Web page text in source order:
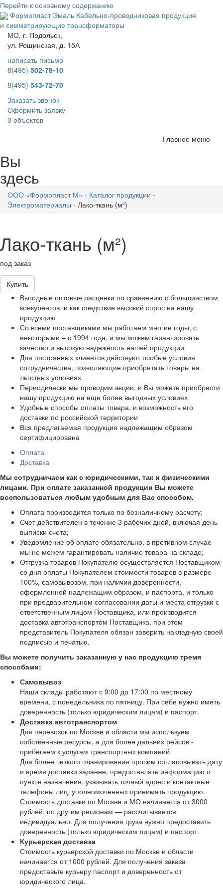
Перейти к основному содержанию
Формопласт Эмаль Кабельно-проводниковая продукция
и симметрирующие трансформаторы
МО, г. Подольск,
ул. Рощинская, д. 15А
написать письмо
8(495) 502-78-10
8(495) 543-72-70
Заказать звонок
Оформить заявку
0 объектов
Главное меню
Вы
здесь
ООО «Формопласт М» - Каталог продукции -
Электроматериалы - Лако-ткань (м²)
Лако-ткань (м²)
под заказ
Купить
Выгодные оптовые расценки по сравнению с большинством
конкурентов, и как следствие высокий спрос на нашу
продукцию
Со всеми поставщиками мы работаем многие годы, с
некоторыми – с 1994 года, и мы можем гарантировать
качество и высокую надежность нашей продукции
Для постоянных клиентов действуют особые условия
сотрудничества, позволяющие приобретать товары на
льготных условиях
Периодически мы проводим акции, и Вы можете приобрести
нашу продукцию на еще более выгодных условиях
Удобные способы оплаты товара, и возможность его
доставки по российской территории
Вся предлагаемая продукция надлежащим образом
сертифицирована
Оплата
Доставка
Мы сотрудничаем как с юридическими, так и физическими
лицами. При оплате заказанной продукции Вы можете
воспользоваться любым удобным для Вас способом.
Оплата производится только по безналичному расчету;
Счет действителен в течение 3 рабочих дней, включая день
выписки счета;
Уведомление об оплате обязательно, в противном случае
мы не можем гарантировать наличие товара на складе;
Отгрузка товаров Покупателю осуществляется Поставщиком
со дня оплаты Покупателем стоимости товаров в размере
100%, самовывозом, при наличии доверенности,
оформленной надлежащим образом, и паспорта, и только
при предварительном согласовании даты и места отгрузки с
ответственным лицом Поставщика, или производится
доставка автотранспортом Поставщика, при этом
представитель Покупателя обязан заверить накладную своей
подписью и печатью.
Вы можете получить заказанную у нас продукцию тремя
способами:
Самовывоз
Наши склады работают с 9:00 до 17:00 по местному
времени, с понедельника по пятницу. При себе нужно иметь
доверенность (только юридическим лицам) и паспорт.
Доставка автотранспортом
Для перевозок по Москве и области мы используем
собственные ресурсы, а для более дальних рейсов -
прибегаем к услугам транспортных компаний.
Для более четкого планирования просим согласовывать дату
и время доставки заранее, предоставлять информацию о
пункте назначения, указывать точный адрес и контактные
телефоны лиц, уполномоченных принимать продукцию.
Стоимость доставки по Москве и МО начинается от 3000
рублей, по другим регионам — рассчитывается
индивидуально. Для получения груза нужно предоставить
доверенность (только юридическим лицам) и паспорт.
Курьерская доставка
Стоимость курьерской доставки по Москве и области
начинается от 1000 рублей. Для получения заказа
предоставьте курьеру паспорт и доверенность от
юридического лица.